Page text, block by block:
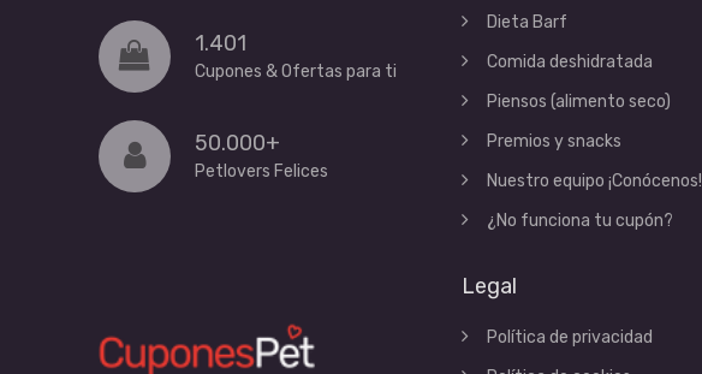
1.401
Cupones & Ofertas para ti
50.000+
Petlovers Felices
Dieta Barf
Comida deshidratada
Piensos (alimento seco)
Premios y snacks
Nuestro equipo ¡Conócenos!
¿No funciona tu cupón?
Legal
Política de privacidad